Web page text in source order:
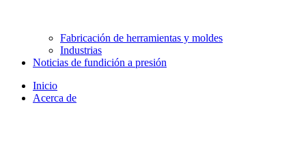
Fabricación de herramientas y moldes
Industrias
Noticias de fundición a presión
Inicio
Acerca de